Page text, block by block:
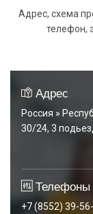
Адрес, схема
телефон,
Адрес
Россия »
30/24, 3
Телефоны
+7 (8552) 39-